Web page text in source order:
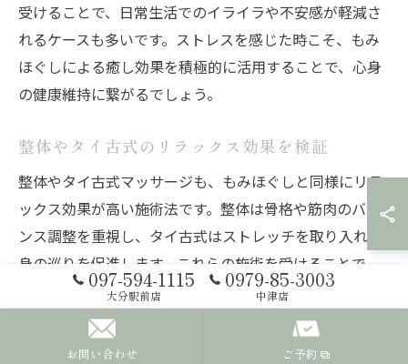
受けることで、日常生活でのイライラや不安感が軽減さ
れるケースも多いです。ストレスを感じた時こそ、もみ
ほぐしによる癒し効果を積極的に活用することで、心身
の健康維持に繋がるでしょう。
整体やタイ古式のリラックス効果を検証
整体やタイ古式マッサージも、もみほぐしと同様にリラ
ックス効果が高い施術法です。整体は骨格や筋肉のバラ
ンス調整を重視し、タイ古式はストレッチを取り入れ全
身の巡りを促進します。これらの施術を受けることで、
身体の緊張が緩和されるだけでなく、深いリラクゼーシ
ョンを実感できます。特に日田市や大分市では、専門知
識を持つ施術者が個々の体調や悩みに合わせて施術を行
097-594-1115
大分駅前店
0979-85-3003
中津店
お問い合わせ ご予約